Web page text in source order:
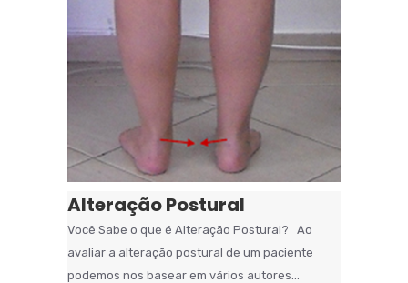
Alteração Postural
Você Sabe o que é Alteração Postural? Ao
avaliar a alteração postural de um paciente
podemos nos basear em vários autores...